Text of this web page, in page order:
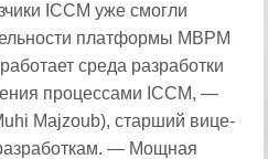
ICCM уже смогли
платформы MBPM
среда разработки
процессами ICCM, —
Majzoub), старший вице-
— Мощная